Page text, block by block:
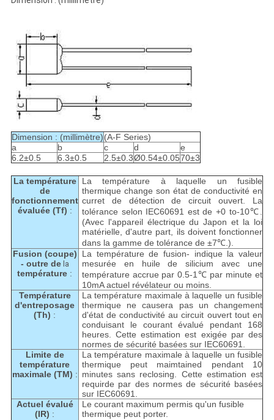
Dimension : (millimètre)(A-F Series)
a
b c d
e
6.2±0.5
6.3±0.5 2.5±0.3Ø0.54±0.0570±3
La température
de
fonctionnement
évaluée (Tf) :
La température à laquelle un fusible
thermique change son état de conductivité en
curret de détection de circuit ouvert. La
tolérance selon IEC60691 est de +0 to-10℃.
(Avec l'appareil électrique du Japon et la loi
matérielle, d'autre part, ils doivent fonctionner
dans la gamme de tolérance de ±7℃.).
Fusion (coupe)
- outre dela
température :
La température de fusion- indique la valeur
mesurée en huile de silicium avec une
température accrue par 0.5-1℃ par minute et
10mA actuel révélateur ou moins.
Température
d'entreposage
(Th) :
La température maximale à laquelle un fusible
thermique ne causera pas un changement
d'état de conductivité au circuit ouvert tout en
conduisant le courant évalué pendant 168
heures. Cette estimation est exigée par des
normes de sécurité basées sur IEC60691.
Limite de
température
maximale (TM) :
La température maximale à laquelle un fusible
thermique peut maimtained pendant 10
minutes sans reclosing. Cette estimation est
requirde par des normes de sécurité basées
sur IEC60691.
Actuel évalué
(IR) :
Le courant maximum permis qu'un fusible
thermique peut porter.